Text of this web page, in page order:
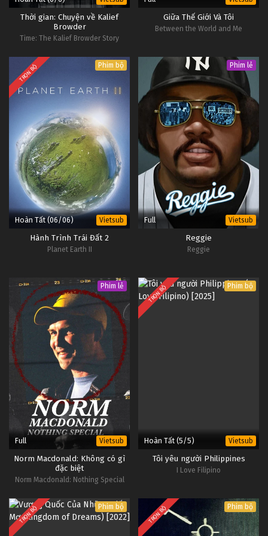
Ẩm Thực Triều Sán Tập 7
Nguồn gốc của hương vị (Phần 1) -
Ẩm Thực Triều Sán Tập 6
Vietsub
Thời gian: Chuyện về Kalief
Browder
Time: The Kalief Browder Story
Giữa Thế Giới Và Tôi
Between the World and Me
TRỌN BỘ Phim bộ
Hoàn Tất (06/06) Vietsub
Hành Trình Trái Đất 2
Planet Earth II
Phim lẻ
Full Vietsub
Reggie
Reggie
Phim lẻ
Full Vietsub
Norm Macdonald: Không có gì
đặc biệt
Norm Macdonald: Nothing Special
TRỌN BỘ Phim bộ
Hoàn Tất (5/5) Vietsub
Tôi yêu người Philippines
I Love Filipino
TRỌN BỘ Phim bộ TRỌN BỘ Phim bộ